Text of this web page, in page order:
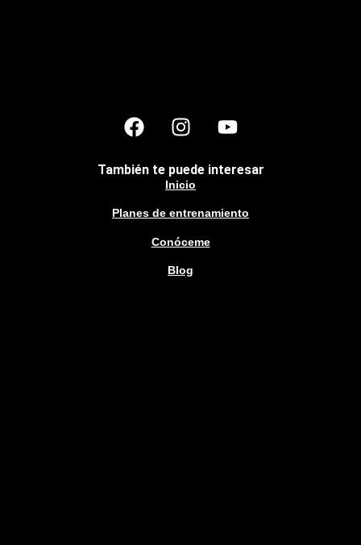
También te puede interesar
Inicio
Planes de entrenamiento
Conóceme
Blog